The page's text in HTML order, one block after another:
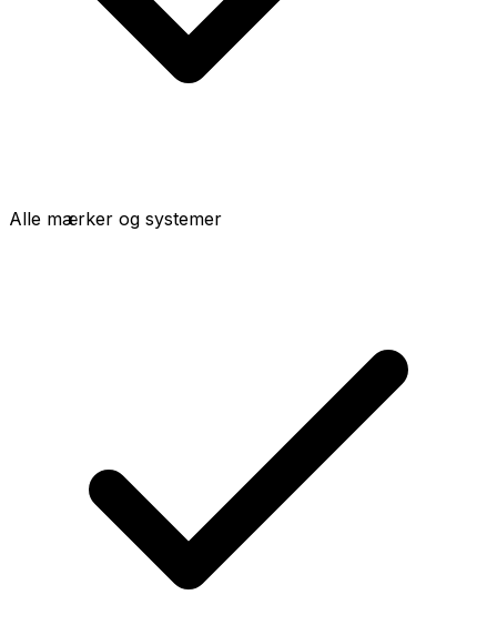
Alle mærker og systemer